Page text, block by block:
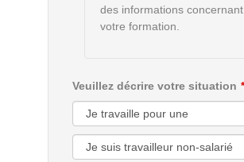
des informations concernant
votre formation.
Veuillez décrire votre situation